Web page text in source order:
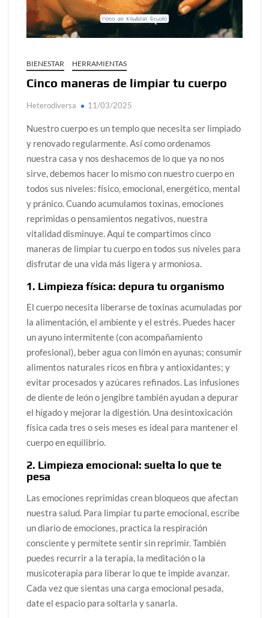
Día de Independencia 2026: de Patria Boba a Colombia
polarizada
generan las redes sociales
Denuncia por violencia sexual en Colombia: así avanza
la dignidad humana
Solsticio de verano 2026: ciencia, energía y renovación
BIENESTAR HERRAMIENTAS
Cinco maneras de limpiar tu cuerpo
Heterodiversa 11/03/2025
Nuestro cuerpo es un templo que necesita ser limpiado
y renovado regularmente. Así como ordenamos
nuestra casa y nos deshacemos de lo que ya no nos
sirve, debemos hacer lo mismo con nuestro cuerpo en
todos sus niveles: físico, emocional, energético, mental
y pránico. Cuando acumulamos toxinas, emociones
reprimidas o pensamientos negativos, nuestra
vitalidad disminuye. Aquí te compartimos cinco
maneras de limpiar tu cuerpo en todos sus niveles para
disfrutar de una vida más ligera y armoniosa.
1. Limpieza física: depura tu organismo
El cuerpo necesita liberarse de toxinas acumuladas por
la alimentación, el ambiente y el estrés. Puedes hacer
un ayuno intermitente (con acompañamiento
profesional), beber agua con limón en ayunas; consumir
alimentos naturales ricos en fibra y antioxidantes; y
evitar procesados y azúcares refinados. Las infusiones
de diente de león o jengibre también ayudan a depurar
el hígado y mejorar la digestión. Una desintoxicación
física cada tres o seis meses es ideal para mantener el
cuerpo en equilibrio.
2. Limpieza emocional: suelta lo que te
pesa
Las emociones reprimidas crean bloqueos que afectan
nuestra salud. Para limpiar tu parte emocional, escribe
un diario de emociones, practica la respiración
consciente y permítete sentir sin reprimir. También
puedes recurrir a la terapia, la meditación o la
musicoterapia para liberar lo que te impide avanzar.
Cada vez que sientas una carga emocional pesada,
date el espacio para soltarla y sanarla.